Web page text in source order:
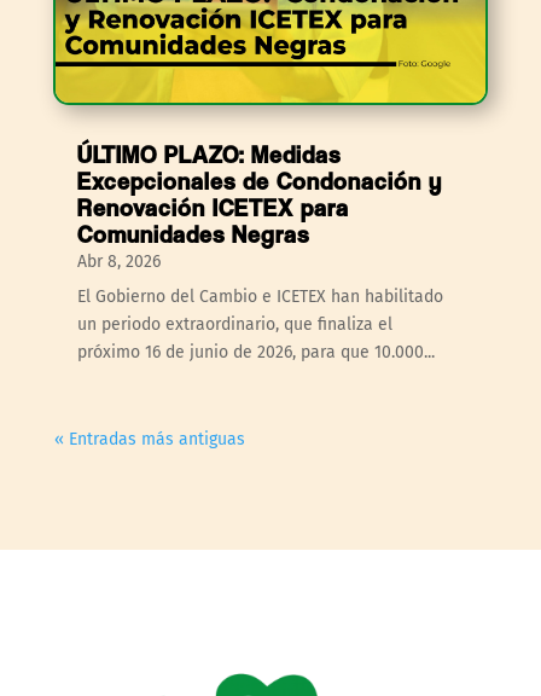
ÚLTIMO PLAZO: Medidas
Excepcionales de Condonación y
Renovación ICETEX para
Comunidades Negras
Abr 8, 2026
El Gobierno del Cambio e ICETEX han habilitado
un periodo extraordinario, que finaliza el
próximo 16 de junio de 2026, para que 10.000...
« Entradas más antiguas